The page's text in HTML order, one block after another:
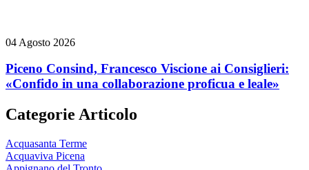
04 Agosto 2026
Piceno Consind, Francesco Viscione ai Consiglieri:
«Confido in una collaborazione proficua e leale»
Categorie Articolo
Acquasanta Terme
Acquaviva Picena